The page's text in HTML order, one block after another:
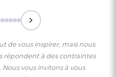
de vous inspirer, mais nous
répondent à des contraintes
vous invitons à vous